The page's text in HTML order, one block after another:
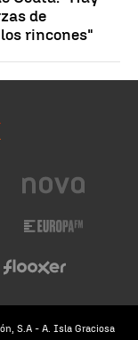
de
rincones"
S.A - A. Isla Graciosa